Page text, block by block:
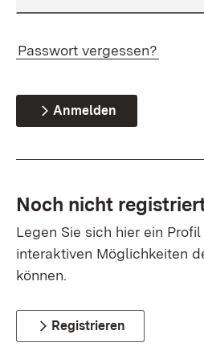
Passwort vergessen?
Anmelden
Noch nicht
Legen Sie sich hier ein
interaktiven Möglichkeiten
können.
Registrieren